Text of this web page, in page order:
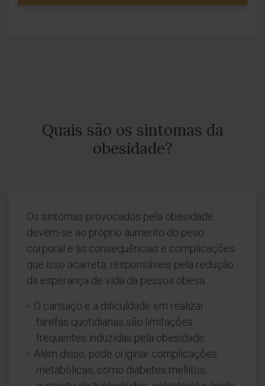
Quais são os sintomas da
obesidade?
Os sintomas provocados pela obesidade
devem-se ao próprio aumento do peso
corporal e às consequências e complicações
que isso acarreta, responsáveis pela redução
da esperança de vida da pessoa obesa.
O cansaço e a dificuldade em realizar
tarefas quotidianas são limitações
frequentes induzidas pela obesidade.
Além disso, pode originar complicações
metabólicas, como diabetes mellitus,